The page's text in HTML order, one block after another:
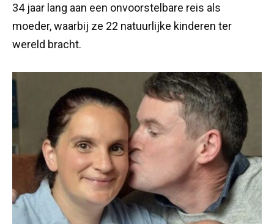
34 jaar lang aan een onvoorstelbare reis als
moeder, waarbij ze 22 natuurlijke kinderen ter
wereld bracht.